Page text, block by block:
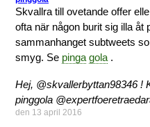
Skvallra till ovetande offer
ofta när någon burit sig illa åt
sammanhanget subtweets
smyg. Se pinga gola .
Hej, @skvallerbyttan98346 !
pinggola
den 13 april 2016